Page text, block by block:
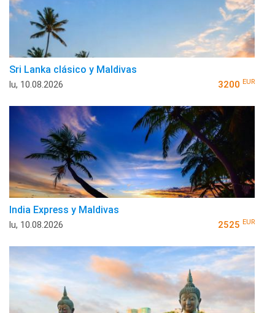
Sri Lanka clásico y Maldivas
lu, 10.08.2026 3200 EUR
India Express y Maldivas
lu, 10.08.2026 2525 EUR